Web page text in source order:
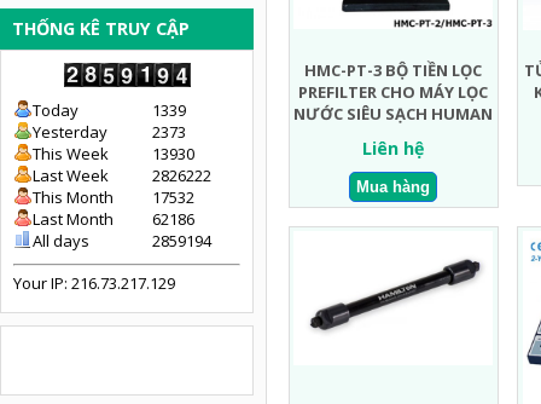
THỐNG KÊ TRUY CẬP
Today
1339
Yesterday
2373
This Week
13930
Last Week
2826222
This Month
17532
Last Month
62186
All days
2859194
Your IP: 216.73.217.129
HMC-PT-3 BỘ TIỀN LỌC
PREFILTER CHO MÁY LỌC
NƯỚC SIÊU SẠCH HUMAN
Liên hệ